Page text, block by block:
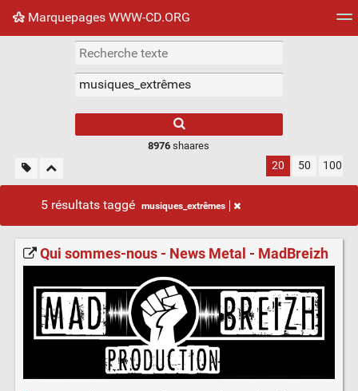
Marquepages WWW-CD.ORG
Nuage de tags Mur d'images
8976 shaares
20 50 100
5 résultats taggé musiques_extrêmes
Qui sommes-nous - News Metal - MadBreizh